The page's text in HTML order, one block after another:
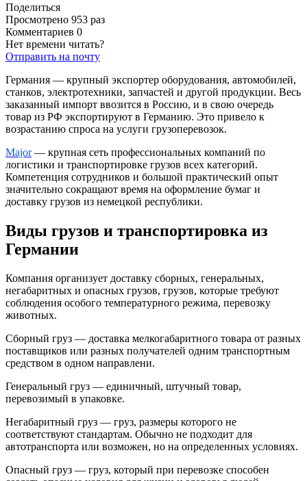
Поделиться
Просмотрено 953 раз
Комментариев 0
Нет времени читать?
Отправить на почту
Германия — крупный экспортер оборудования, автомобилей,
станков, электротехники, запчастей и другой продукции. Весь
заказанный импорт ввозится в Россию, и в свою очередь
товар из РФ экспортируют в Германию. Это привело к
возрастанию спроса на услуги грузоперевозок.
Major— крупная сеть профессиональных компаний по
логистики и транспортировке грузов всех категорий.
Компетенция сотрудников и большой практический опыт
значительно сокращают время на оформление бумаг и
доставку грузов из немецкой республики.
Виды грузов и транспортировка из
Германии
Компания организует доставку сборных, генеральных,
негабаритных и опасных грузов, грузов, которые требуют
соблюдения особого температурного режима, перевозку
животных.
Сборный груз — доставка мелкогабаритного товара от разных
поставщиков или разных получателей одним транспортным
средством в одном направлени.
Генеральный груз — единичный, штучный товар,
перевозимый в упаковке.
Негабаритный груз — груз, размеры которого не
соответствуют стандартам. Обычно не подходит для
автотранспорта или возможен, но на определенных условиях.
Опасный груз — груз, который при перевозке способен